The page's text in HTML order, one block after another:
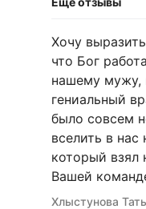
Хочу
что Бог
нашему мужу,
гениальный
было совсем
вселить в
который взял
Вашей
Хлыстунова